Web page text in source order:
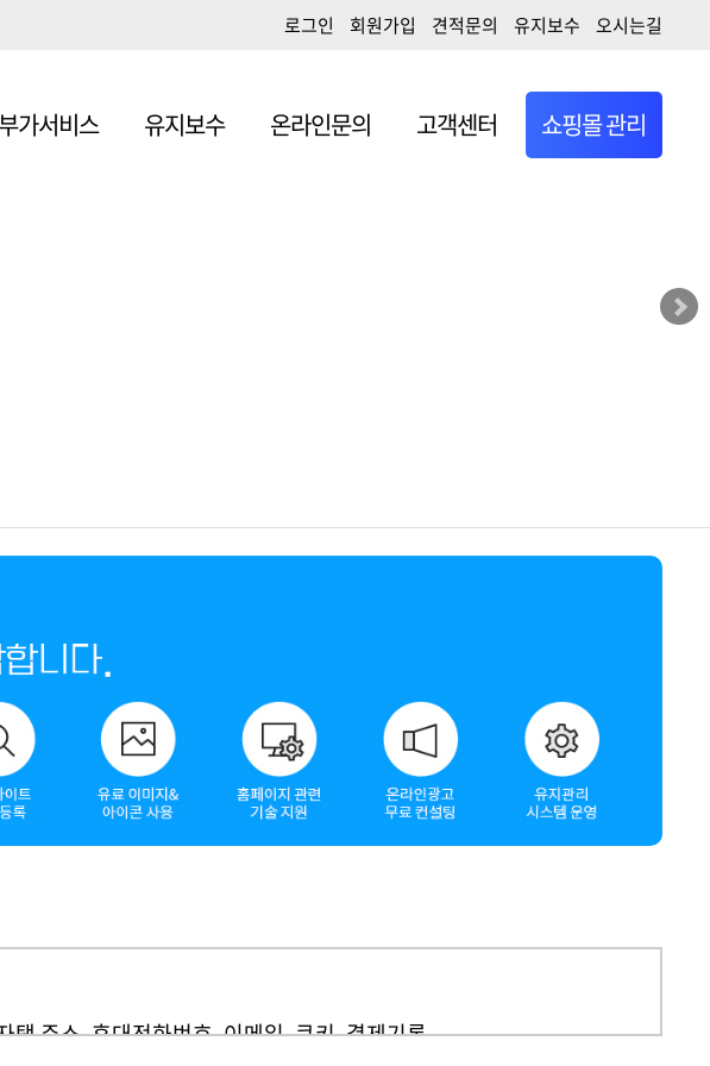
로그인 회원가입 견적문의 유지보수 오시는길
부가서비스 유지보수 온라인문의 고객센터 쇼핑몰 관리
모바일 앱개발/ERP개발
램 사진촬영 동영상제작
택 주소, 휴대전화번호, 이메일, 쿠키, 결제기록